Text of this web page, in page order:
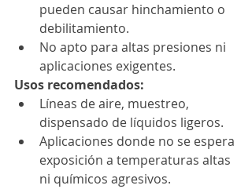
pueden causar hinchamiento o
debilitamiento.
No apto para altas presiones ni
aplicaciones exigentes.
Usos recomendados:
Líneas de aire, muestreo,
dispensado de líquidos ligeros.
Aplicaciones donde no se espera
exposición a temperaturas altas
ni químicos agresivos.